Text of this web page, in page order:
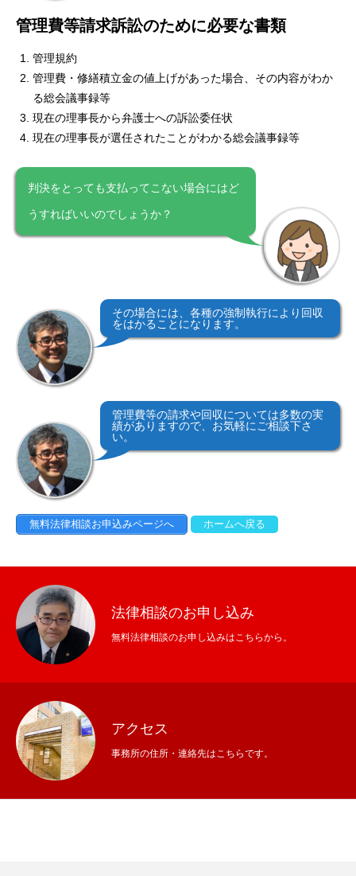
管理費等請求訴訟のために必要な書類
管理規約
管理費・修繕積立金の値上げがあった場合、その内容がわか
る総会議事録等
現在の理事長から弁護士への訴訟委任状
現在の理事長が選任されたことがわかる総会議事録等
判決をとっても支払ってこない場合にはど
うすればいいのでしょうか？
その場合には、各種の強制執行により回収
をはかることになります。
管理費等の請求や回収については多数の実
績がありますので、お気軽にご相談下さ
い。
無料法律相談お申込みページへ ホームへ戻る
法律相談のお申し込み
無料法律相談のお申し込みはこちらから。
アクセス
事務所の住所・連絡先はこちらです。